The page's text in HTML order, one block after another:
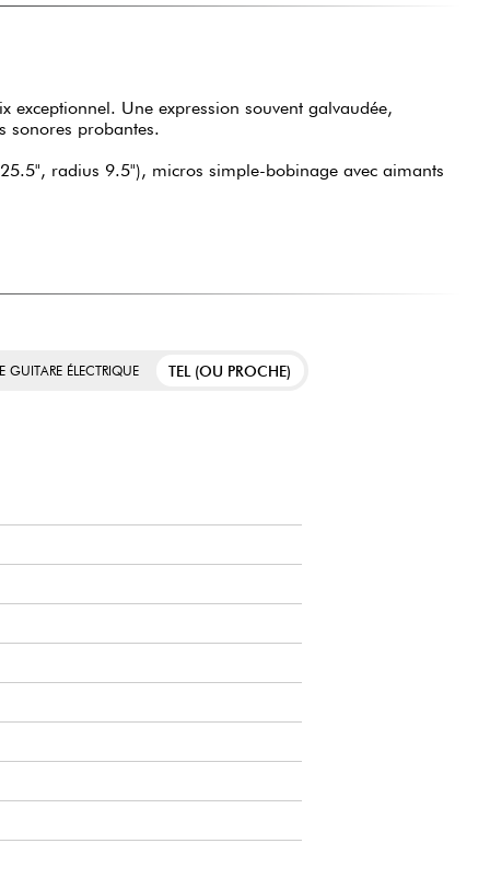
Une expression souvent galvaudée,
sonores probantes.
radius 9.5"), micros simple-bobinage avec aimants
GUITARE ÉLECTRIQUE TEL (OU PROCHE)